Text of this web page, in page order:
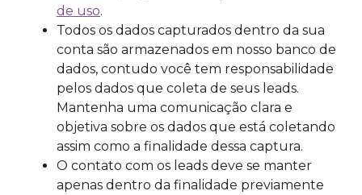
de uso.
Todos os dados capturados dentro da sua
conta são armazenados em nosso banco de
dados, contudo você tem responsabilidade
pelos dados que coleta de seus leads.
Mantenha uma comunicação clara e
objetiva sobre os dados que está coletando
assim como a finalidade dessa captura.
O contato com os leads deve se manter
apenas dentro da finalidade previamente